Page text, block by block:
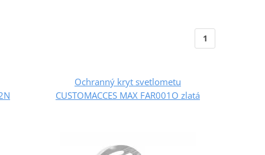
1
Ochranný kryt svetlometu
CUSTOMACCES MAX FAR001O zlatá